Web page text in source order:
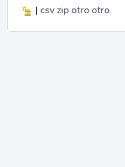
| csvzip otro otro